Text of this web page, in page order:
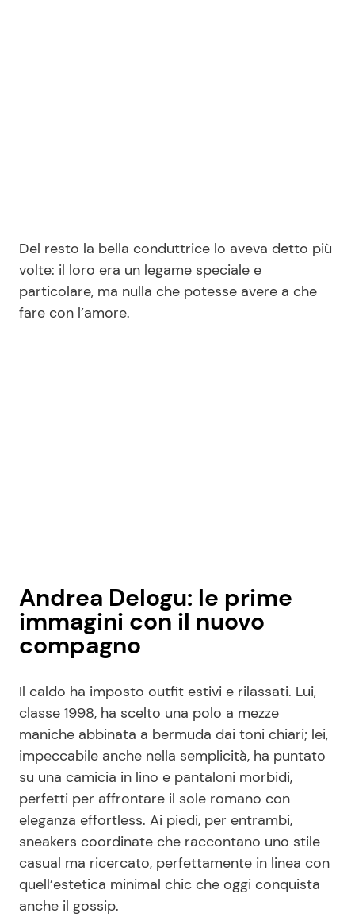
Pubblicità
Privacy Policy
Del resto la bella conduttrice lo aveva detto più
volte: il loro era un legame speciale e
particolare, ma nulla che potesse avere a che
fare con l’amore.
Andrea Delogu: le prime
immagini con il nuovo
compagno
Il caldo ha imposto outfit estivi e rilassati. Lui,
classe 1998, ha scelto una polo a mezze
maniche abbinata a bermuda dai toni chiari; lei,
impeccabile anche nella semplicità, ha puntato
su una camicia in lino e pantaloni morbidi,
perfetti per affrontare il sole romano con
eleganza effortless. Ai piedi, per entrambi,
sneakers coordinate che raccontano uno stile
casual ma ricercato, perfettamente in linea con
quell’estetica minimal chic che oggi conquista
anche il gossip.